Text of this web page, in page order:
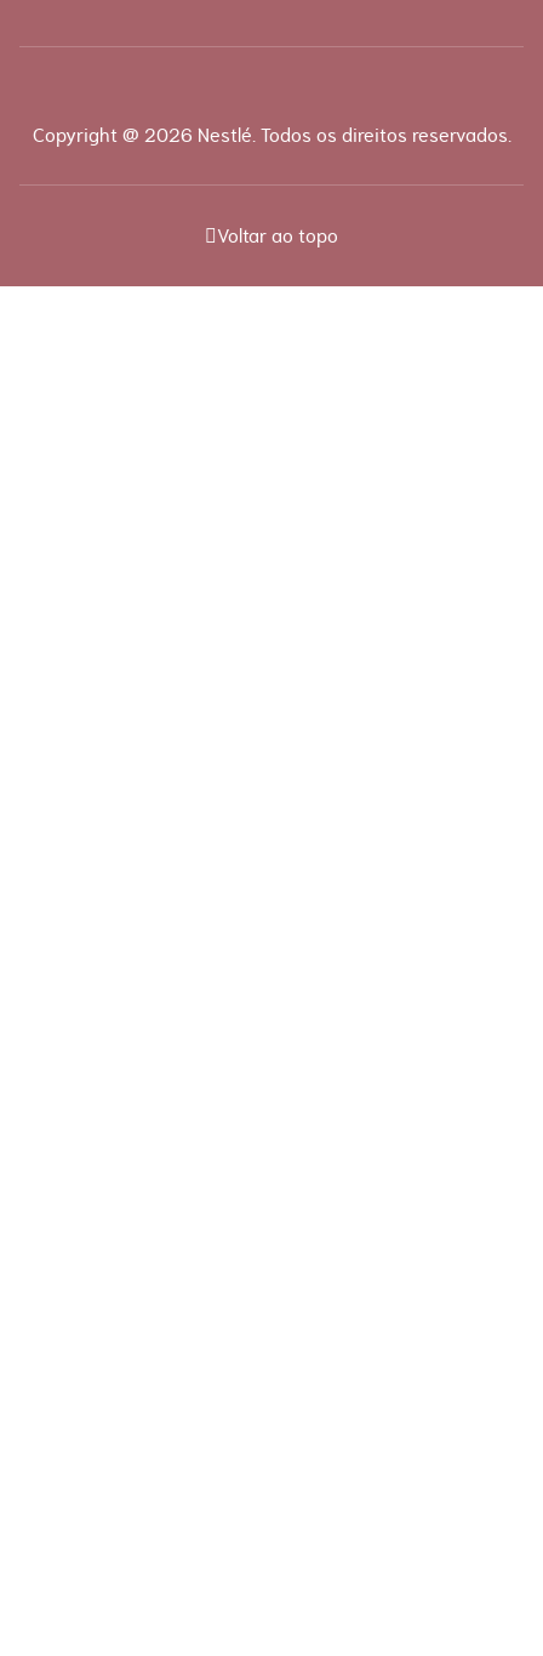
Copyright @ 2026 Nestlé. Todos os direitos reservados.
Voltar ao topo